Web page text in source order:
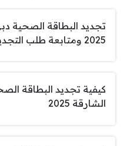
تجديد البطاقة الصحية
2025 ومتابعة طلب التجديد
كيفية تجديد البطاقة
الشارقة 2025